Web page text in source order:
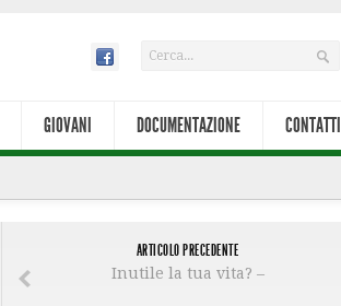
GIOVANI DOCUMENTAZIONE CONTATTI
ARTICOLO PRECEDENTE
Inutile la tua vita? –